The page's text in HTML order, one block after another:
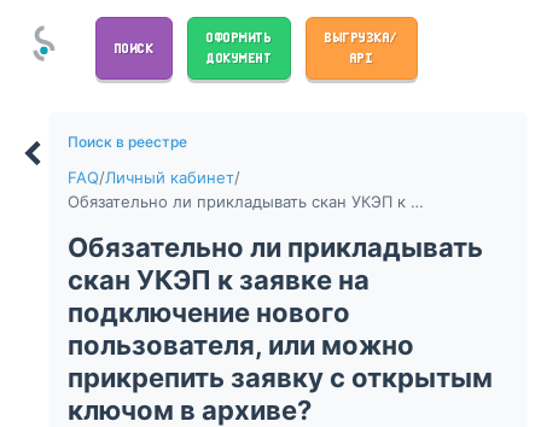
ПОИСК
ОФОРМИТЬ
ДОКУМЕНТ
ВЫГРУЗКА/
API
Поиск в реестре
FAQ/Личный кабинет/
Обязательно ли прикладывать скан УКЭП к заявке на подключение нового пользователя, или можно прикрепить заявку с открытым ключом в архиве?
Обязательно ли прикладывать
скан УКЭП к заявке на
подключение нового
пользователя, или можно
прикрепить заявку с открытым
ключом в архиве?